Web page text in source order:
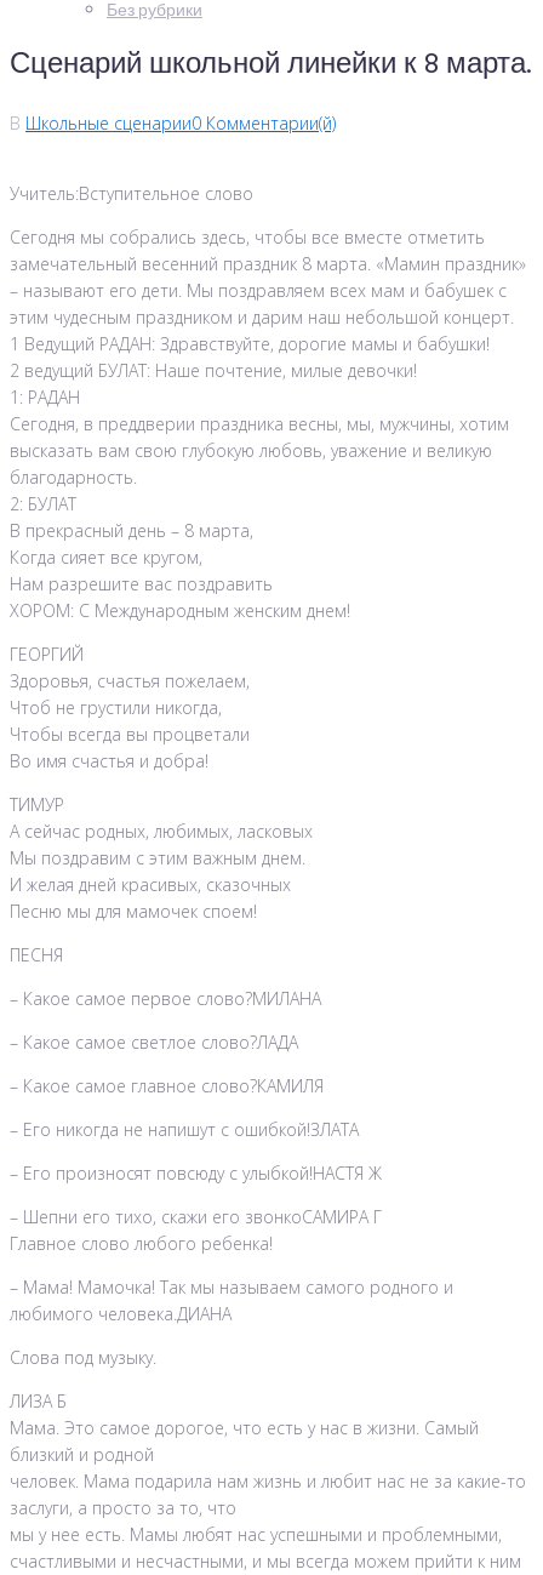
Без рубрики
Сценарий школьной линейки к 8 марта.
В Школьные сценарии0 Комментарии(й)
Учитель:Вступительное слово
Сегодня мы собрались здесь, чтобы все вместе отметить
замечательный весенний праздник 8 марта. «Мамин праздник»
– называют его дети. Мы поздравляем всех мам и бабушек с
этим чудесным праздником и дарим наш небольшой концерт.
1 Ведущий РАДАН: Здравствуйте, дорогие мамы и бабушки!
2 ведущий БУЛАТ: Наше почтение, милые девочки!
1: РАДАН
Сегодня, в преддверии праздника весны, мы, мужчины, хотим
высказать вам свою глубокую любовь, уважение и великую
благодарность.
2: БУЛАТ
В прекрасный день – 8 марта,
Когда сияет все кругом,
Нам разрешите вас поздравить
ХОРОМ: С Международным женским днем!
ГЕОРГИЙ
Здоровья, счастья пожелаем,
Чтоб не грустили никогда,
Чтобы всегда вы процветали
Во имя счастья и добра!
ТИМУР
А сейчас родных, любимых, ласковых
Мы поздравим с этим важным днем.
И желая дней красивых, сказочных
Песню мы для мамочек споем!
ПЕСНЯ
– Какое самое первое слово?МИЛАНА
– Какое самое светлое слово?ЛАДА
– Какое самое главное слово?КАМИЛЯ
– Его никогда не напишут с ошибкой!ЗЛАТА
– Его произносят повсюду с улыбкой!НАСТЯ Ж
– Шепни его тихо, скажи его звонкоСАМИРА Г
Главное слово любого ребенка!
– Мама! Мамочка! Так мы называем самого родного и
любимого человека.ДИАНА
Слова под музыку.
ЛИЗА Б
Мама. Это самое дорогое, что есть у нас в жизни. Самый
близкий и родной
человек. Мама подарила нам жизнь и любит нас не за какие-то
заслуги, а просто за то, что
мы у нее есть. Мамы любят нас успешными и проблемными,
счастливыми и несчастными, и мы всегда можем прийти к ним